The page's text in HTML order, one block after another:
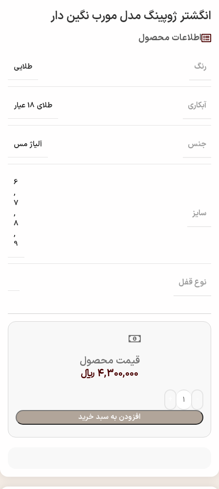
انگشتر ژوپینگ مدل مورب نگين دار
اطلاعات محصول
رنگ طلایی
آبکاری طلای 18 عیار
جنس آلیاژ مس
سایز
6
,
7
,
8
,
9
نوع قفل
قیمت محصول
4,300,000 ﷼
افزودن به سبد خرید